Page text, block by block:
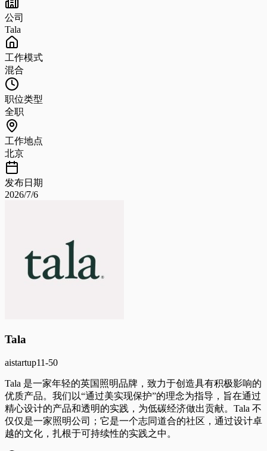
公司
Tala
工作模式
混合
职位类型
全职
工作地点
北京
发布日期
2026/7/6
Tala
aistartup11-50
Tala 是一家年轻的英国照明品牌，致力于创造具有积极影响的
优质产品。我们以“通过美实现保护”的理念为指导，旨在通过
精心设计的产品和透明的实践，为低碳经济做出贡献。Tala 不
仅仅是一家照明公司；它是一个志同道合的社区，通过设计卓
越的文化，扎根于可持续性的实践之中。